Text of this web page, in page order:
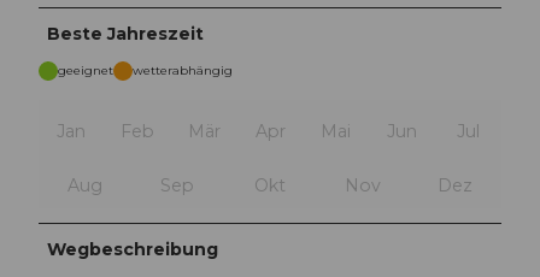
Beste Jahreszeit
geeignet wetterabhängig
Jan Feb Mär Apr Mai Jun Jul
Aug Sep Okt Nov Dez
Wegbeschreibung